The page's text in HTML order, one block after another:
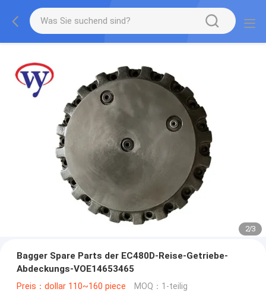
2/3
Bagger Spare Parts der EC480D-Reise-Getriebe-
Abdeckungs-VOE14653465
Preis：dollar 110~160 piece MOQ：1-teilig